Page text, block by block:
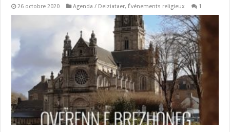
26 octobre 2020 Agenda / Deiziataer, Événements religieux 1